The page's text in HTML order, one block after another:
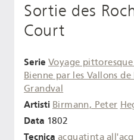
Sortie des
Court
Serie Voyage pittoresque
Bienne par les Vallons
Grandval
Artisti Birmann, Peter
Data 1802
Tecnica acquatinta